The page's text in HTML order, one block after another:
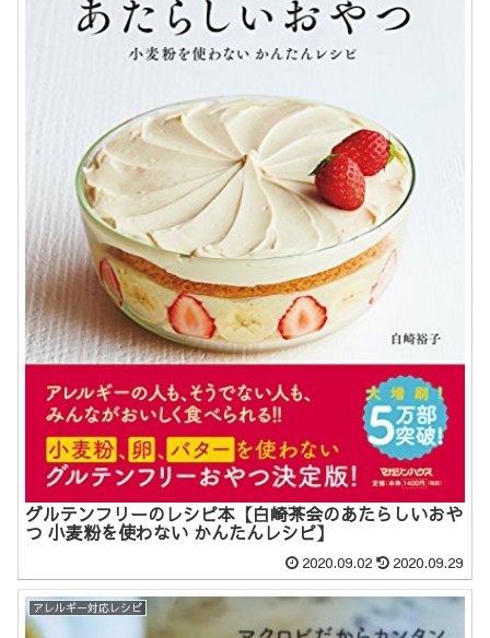
グルテンフリーのレシピ本【白崎茶会のあたらしいおや
つ 小麦粉を使わない かんたんレシピ】
2020.09.02 2020.09.29
アレルギー対応レシピ